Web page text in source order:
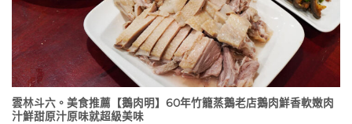
雲林斗六。美食推薦【鵝肉明】60年竹籠蒸鵝老店鵝肉鮮香軟嫩肉
汁鮮甜原汁原味就超級美味